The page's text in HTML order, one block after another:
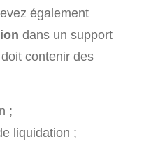
également
dans un support
contenir des
;
liquidation ;